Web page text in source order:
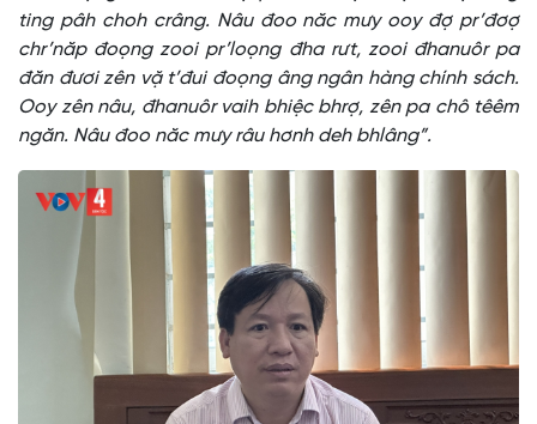
ting pâh choh crâng. Nâu đoo năc mưy ooy đợ pr’đơợ
chr’năp đoọng zooi pr’loọng đha rưt, zooi đhanuôr pa
đăn đươi zên vặ t’đui đoọng âng ngân hàng chính sách.
Ooy zên nâu, đhanuôr vaih bhiệc bhrợ, zên pa chô têêm
ngăn. Nâu đoo năc mưy râu hơnh deh bhlâng”.